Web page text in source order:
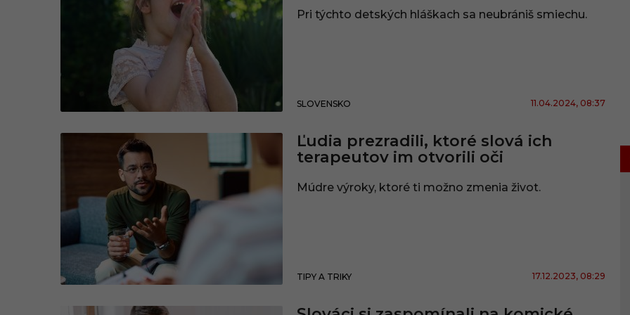
Pri týchto detských hláškach sa neubrániš smiechu.
SLOVENSKO 11.04.2024, 08:37
Ľudia prezradili, ktoré slová ich
terapeutov im otvorili oči
Múdre výroky, ktoré ti možno zmenia život.
TIPY A TRIKY 17.12.2023, 08:29